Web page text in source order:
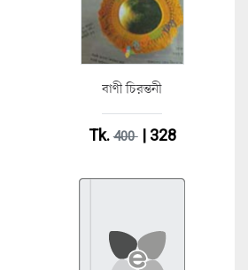
বাণী চিরন্তনী
Tk.400| 328